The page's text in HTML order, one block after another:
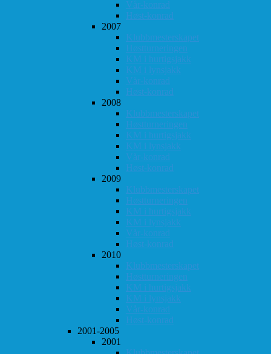
Vår-konrad
Høst-konrad
2007
Klubbmesterskapet
Høstturneringen
KM i hurtigsjakk
KM i lynsjakk
Vår-konrad
Høst-konrad
2008
Klubbmesterskapet
Høstturneringen
KM i hurtigsjakk
KM i lynsjakk
Vår-konrad
Høst-konrad
2009
Klubbmesterskapet
Høstturneringen
KM i hurtigsjakk
KM i lynsjakk
Vår-konrad
Høst-konrad
2010
Klubbmesterskapet
Høstturneringen
KM i hurtigsjakk
KM i lynsjakk
Vår-konrad
Høst-konrad
2001-2005
2001